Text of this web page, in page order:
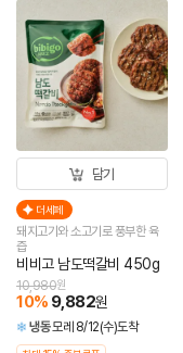
담기
더세페
돼지고기와 소고기로 풍부한 육
즙
비비고 남도떡갈비 450g
10% 9,882원
10,980원
냉동 모레 8/12(수)도착